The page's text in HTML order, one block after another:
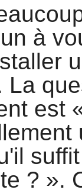
à
La
est
? ».